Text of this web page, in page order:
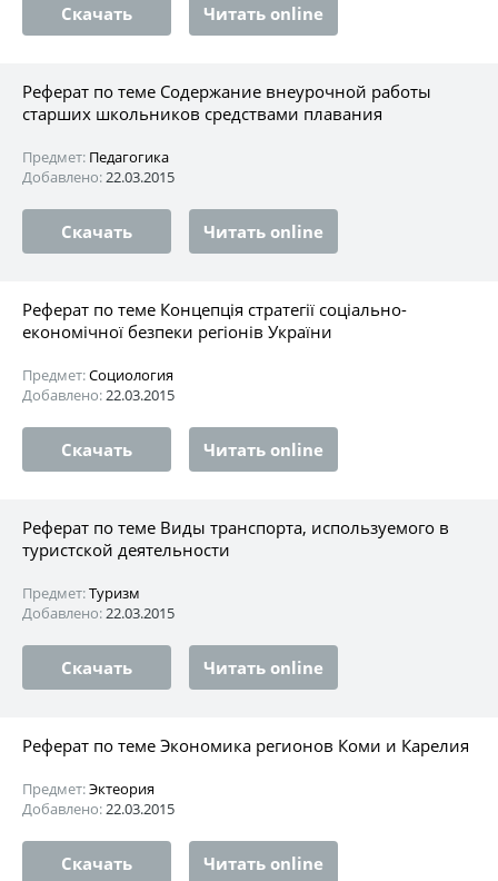
Скачать Читать online
Реферат по теме Содержание внеурочной работы
старших школьников средствами плавания
Предмет: Педагогика
Добавлено:22.03.2015
Скачать Читать online
Реферат по теме Концепція стратегії соціально-
економічної безпеки регіонів України
Предмет:Социология
Добавлено:22.03.2015
Скачать Читать online
Реферат по теме Виды транспорта, используемого в
туристской деятельности
Предмет:Туризм
Добавлено:22.03.2015
Скачать Читать online
Реферат по теме Экономика регионов Коми и Карелия
Предмет:Эктеория
Добавлено:22.03.2015
Скачать Читать online